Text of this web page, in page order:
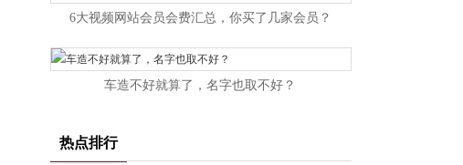
6大视频网站会员会费汇总，你买了几家会员？
车造不好就算了，名字也取不好？
热点排行